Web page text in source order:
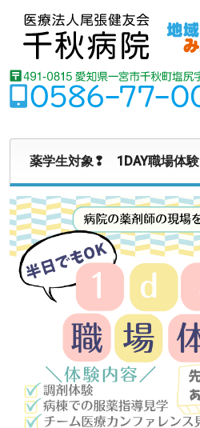
薬学生対象❢ 1DAY職場体験